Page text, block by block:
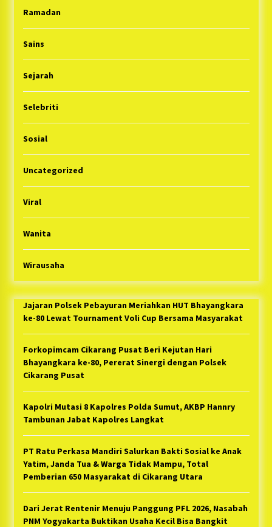
Ramadan
Sains
Sejarah
Selebriti
Sosial
Uncategorized
Viral
Wanita
Wirausaha
Jajaran Polsek Pebayuran Meriahkan HUT Bhayangkara
ke-80 Lewat Tournament Voli Cup Bersama Masyarakat
Forkopimcam Cikarang Pusat Beri Kejutan Hari
Bhayangkara ke-80, Pererat Sinergi dengan Polsek
Cikarang Pusat
Kapolri Mutasi 8 Kapolres Polda Sumut, AKBP Hannry
Tambunan Jabat Kapolres Langkat
PT Ratu Perkasa Mandiri Salurkan Bakti Sosial ke Anak
Yatim, Janda Tua & Warga Tidak Mampu, Total
Pemberian 650 Masyarakat di Cikarang Utara
Dari Jerat Rentenir Menuju Panggung PFL 2026, Nasabah
PNM Yogyakarta Buktikan Usaha Kecil Bisa Bangkit